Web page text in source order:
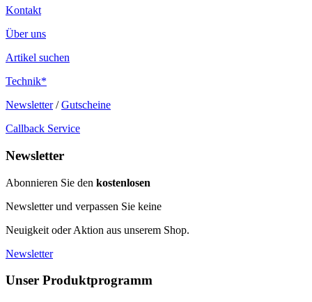
Kontakt
Über uns
Artikel suchen
Technik*
Newsletter/Gutscheine
Callback Service
Newsletter
Abonnieren Sie den kostenlosen
Newsletter und verpassen Sie keine
Neuigkeit oder Aktion aus unserem Shop.
Newsletter
Unser Produktprogramm